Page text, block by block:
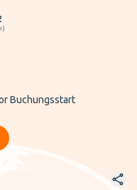
)
Buchungsstart